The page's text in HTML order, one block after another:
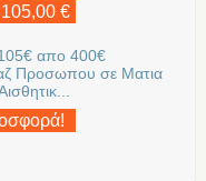
€
απο 400€
Προσωπου σε Ματια